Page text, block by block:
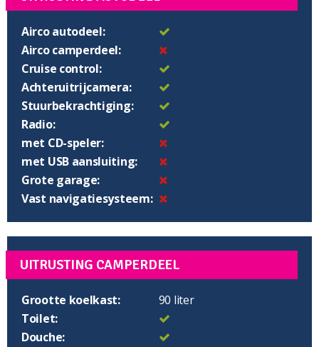
Airco autodeel:
Airco camperdeel:
Cruise control:
Achteruitrijcamera:
Stuurbekrachtiging:
Radio:
met CD-speler:
met USB aansluiting:
Grote garage:
Vast navigatiesysteem:
UITRUSTING CAMPERDEEL
Grootte koelkast:
90 liter
Toilet:
Douche: